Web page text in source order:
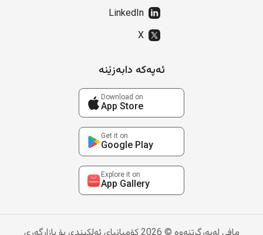
LinkedIn
X
ئەپەکە دابەزێنە
Download on
App Store
Get it on
Google Play
Explore it on
App Gallery